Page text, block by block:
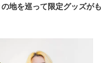
地を巡って限定グッズがも